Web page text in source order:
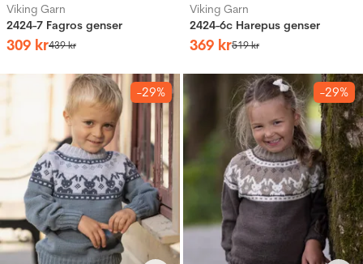
Viking Garn
2424-7 Fagros genser
309 kr439kr
Viking Garn
2424-6c Harepus genser
369 kr519kr
-29% -29%